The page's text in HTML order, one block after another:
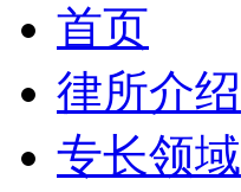
首页
律所介绍
专长领域